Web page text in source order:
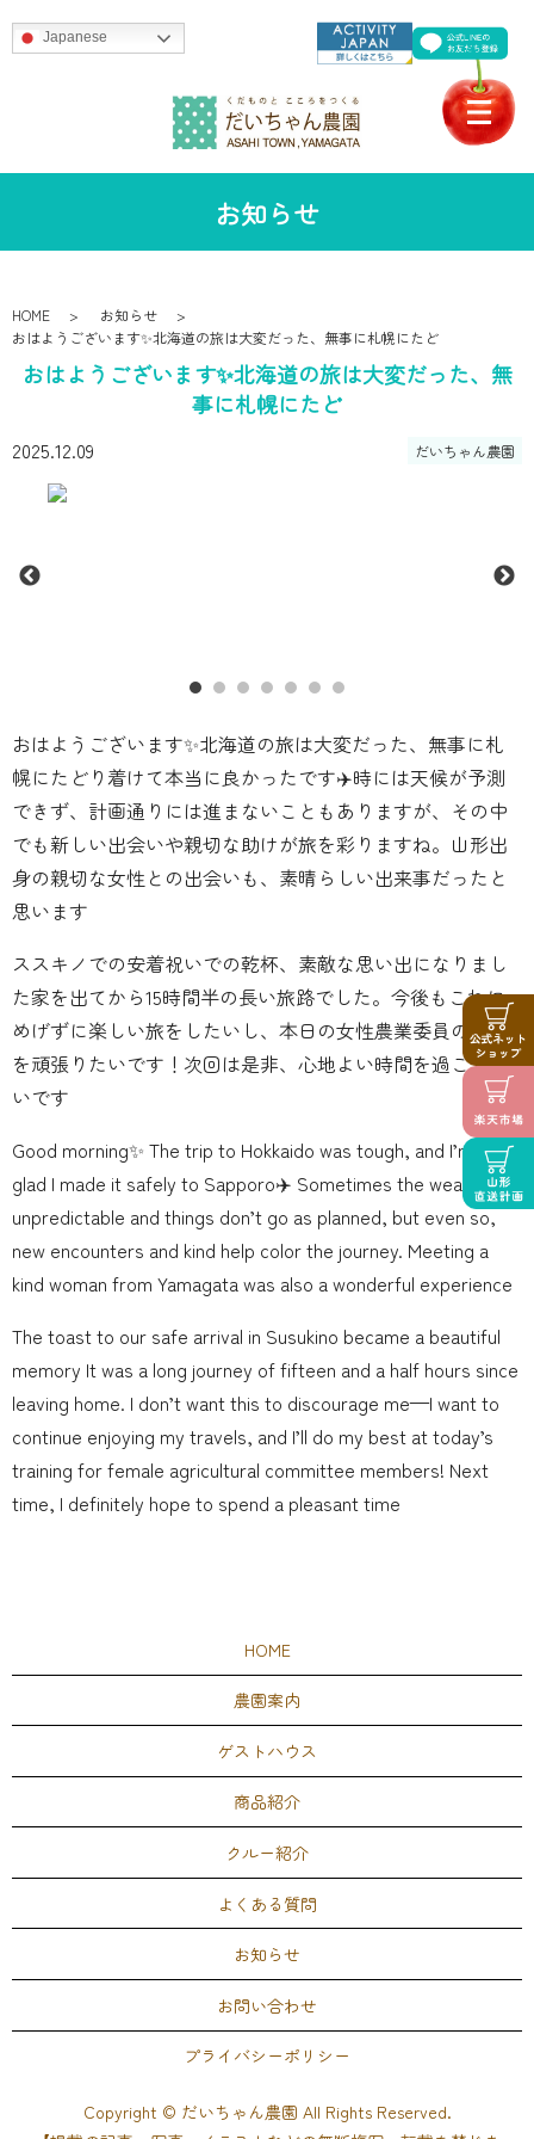
Japanese
お知らせ
HOME
お知らせ
おはようございます✨北海道の旅は大変だった、無事に札幌にたど
おはようございます✨北海道の旅は大変だった、無
事に札幌にたど
2025.12.09 だいちゃん農園
おはようございます✨北海道の旅は大変だった、無事に札
幌にたどり着けて本当に良かったです✈️時には天候が予測
できず、計画通りには進まないこともありますが、その中
でも新しい出会いや親切な助けが旅を彩りますね。山形出
身の親切な女性との出会いも、素晴らしい出来事だったと
思います
ススキノでの安着祝いでの乾杯、素敵な思い出になりまし
た家を出てから15時間半の長い旅路でした。今後もこれに
めげずに楽しい旅をしたいし、本日の女性農業委員の研修
を頑張りたいです！次回は是非、心地よい時間を過ごした
いです
Good morning✨ The trip to Hokkaido was tough, and I’m really
glad I made it safely to Sapporo✈️ Sometimes the weather is
unpredictable and things don’t go as planned, but even so,
new encounters and kind help color the journey. Meeting a
kind woman from Yamagata was also a wonderful experience
The toast to our safe arrival in Susukino became a beautiful
memory It was a long journey of fifteen and a half hours since
leaving home. I don’t want this to discourage me—I want to
continue enjoying my travels, and I’ll do my best at today’s
training for female agricultural committee members! Next
time, I definitely hope to spend a pleasant time
HOME
農園案内
ゲストハウス
商品紹介
クルー紹介
よくある質問
お知らせ
お問い合わせ
プライバシーポリシー
Copyright © だいちゃん農園 All Rights Reserved.